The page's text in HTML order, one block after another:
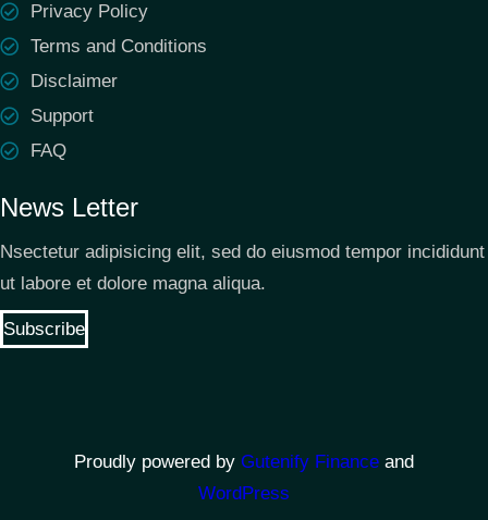
Privacy Policy
Terms and Conditions
Disclaimer
Support
FAQ
News Letter
Nsectetur adipisicing elit, sed do eiusmod tempor incididunt
ut labore et dolore magna aliqua.
Subscribe
Proudly powered by Gutenify Finance and
WordPress